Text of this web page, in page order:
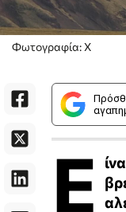
Φωτογραφία: Χ
Ε